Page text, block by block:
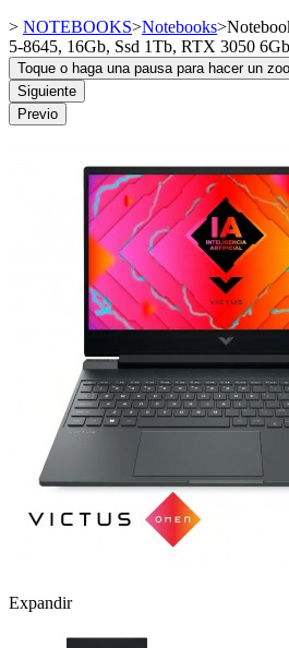
> NOTEBOOKS>Notebooks>
5-8645, 16Gb, Ssd 1Tb, RTX 3050
Toque o haga una pausa para hacer un
Siguiente
Previo
Expandir